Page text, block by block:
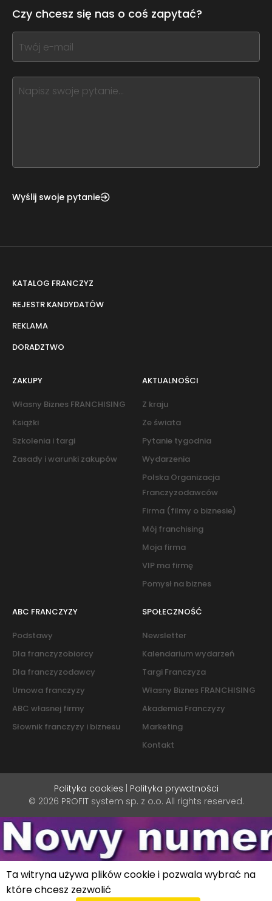
this
form
field
blank
Czy chcesz się nas o coś zapytać?
If
you
this,
leave
Wyślij swoje pytanie
KATALOG FRANCZYZ
REJESTR KANDYDATÓW
REKLAMA
DORADZTWO
ZAKUPY
Własny Biznes FRANCHISING
Książki
Szkolenia i targi
Zasady i warunki zakupów
AKTUALNOŚCI
Z kraju
Ze świata
Pytanie tygodnia
Wydarzenia
Polska Organizacja
Franczyzodawców
Firma (filmy o biznesie)
Mój franchising
Moja firma
VIP ma firmę
Pomysł na biznes
ABC FRANCZYZY
Podstawy
Dla franczyzobiorcy
Dla franczyzodawcy
Umowa franczyzy
ABC własnej firmy
Słownik franczyzy i biznesu
SPOŁECZNOŚĆ
Newsletter
Kalendarium wydarzeń
Targi Franczyza
Własny Biznes FRANCHISING
Akademia Franczyzy
Marketing
Kontakt
Polityka cookies
Polityka prywatności
© 2026 PROFIT system sp. z o.o. All rights reserved.
Ta witryna używa plików cookie i pozwala wybrać na
które chcesz zezwolić